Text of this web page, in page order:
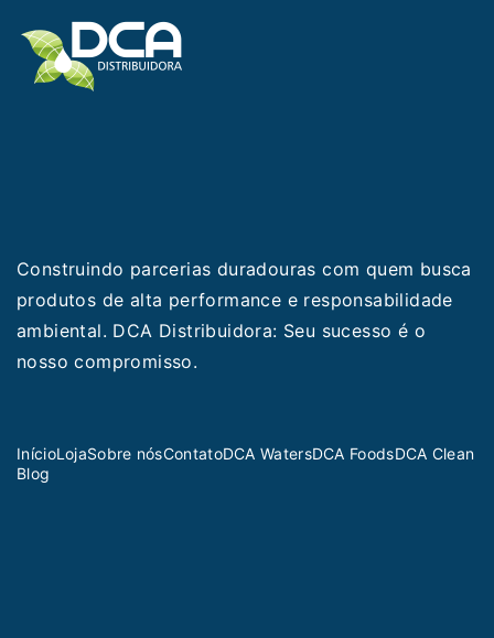
Construindo parcerias duradouras com quem busca
produtos de alta performance e responsabilidade
ambiental. DCA Distribuidora: Seu sucesso é o
nosso compromisso.
InícioLojaSobre nósContatoDCA WatersDCA FoodsDCA Clean
Blog